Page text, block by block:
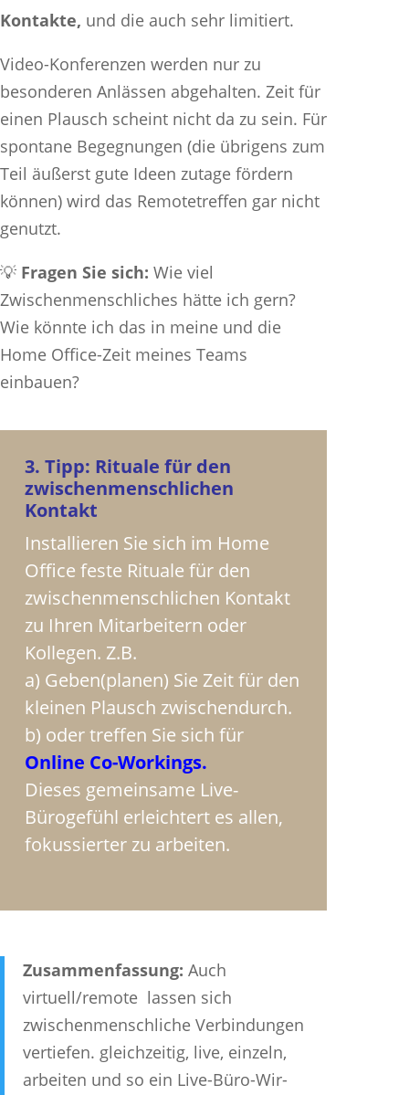
Kontakte, und die auch sehr limitiert.
Video-Konferenzen werden nur zu
besonderen Anlässen abgehalten. Zeit für
einen Plausch scheint nicht da zu sein. Für
spontane Begegnungen (die übrigens zum
Teil äußerst gute Ideen zutage fördern
können) wird das Remotetreffen gar nicht
genutzt.
💡 Fragen Sie sich: Wie viel
Zwischenmenschliches hätte ich gern?
Wie könnte ich das in meine und die
Home Office-Zeit meines Teams
einbauen?
3. Tipp: Rituale für den
zwischenmenschlichen
Kontakt
Installieren Sie sich im Home
Office feste Rituale für den
zwischenmenschlichen Kontakt
zu Ihren Mitarbeitern oder
Kollegen. Z.B.
a) Geben(planen) Sie Zeit für den
kleinen Plausch zwischendurch.
b) oder treffen Sie sich für
Online Co-Workings.
Dieses gemeinsame Live-
Bürogefühl erleichtert es allen,
fokussierter zu arbeiten.
Zusammenfassung: Auch
virtuell/remote lassen sich
zwischenmenschliche Verbindungen
vertiefen. gleichzeitig, live, einzeln,
arbeiten und so ein Live-Büro-Wir-